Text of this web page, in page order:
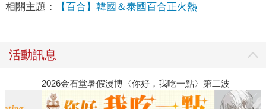
相關主題： 【百合】韓國＆泰國百合正火熱
活動訊息
2026金石堂暑假漫博〈你好，我吃一點〉第二波